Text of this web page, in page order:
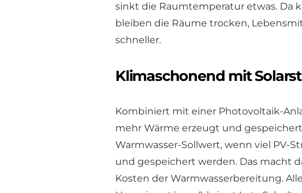
sinkt die Raumtemperatur etwas. Da
bleiben die Räume trocken,
schneller.
Klimaschonend mit
Kombiniert mit einer Photovoltaik-
mehr Wärme erzeugt und
Warmwasser-Sollwert, wenn viel PV-
und gespeichert werden. Das macht
Kosten der Warmwasserbereitung.